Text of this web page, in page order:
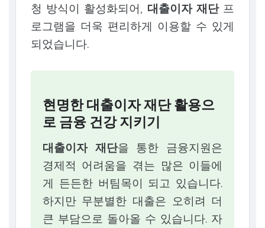
청 방식이 활성화되어, 대출이자 재단프
로그램을 더욱 편리하게 이용할 수 있게
되었습니다.
현명한 대출이자 재단 활용으
로 금융 건강 지키기
대출이자 재단을 통한 금융지원은
경제적 어려움을 겪는 많은 이들에
게 든든한 버팀목이 되고 있습니다.
하지만 무분별한 대출은 오히려 더
큰 부담으로 돌아올 수 있습니다. 자